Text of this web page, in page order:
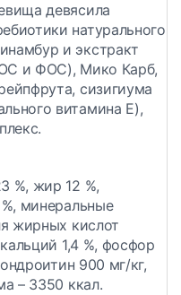
девясила
натурального
и экстракт
и ФОС), Мико Карб,
сизигиума
витамина E),
%, жир 12 %,
минеральные
жирных кислот
1,4 %, фосфор
900 мг/кг,
– 3350 ккал.